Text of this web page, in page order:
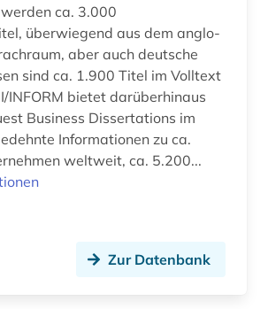
bevölkerung (3)
bevölkerungsentwicklung (1)
bevölkerungsforschung (1)
bevölkerungsstatistik (8)
bewerbung (1)
ca. 3.000
überwiegend aus dem anglo-
aber auch deutsche
sind ca. 1.900 Titel im Volltext
INFORM bietet darüberhinaus
Business Dissertations im
Informationen zu ca.
weltweit, ca. 5.200...
Zur Datenbank